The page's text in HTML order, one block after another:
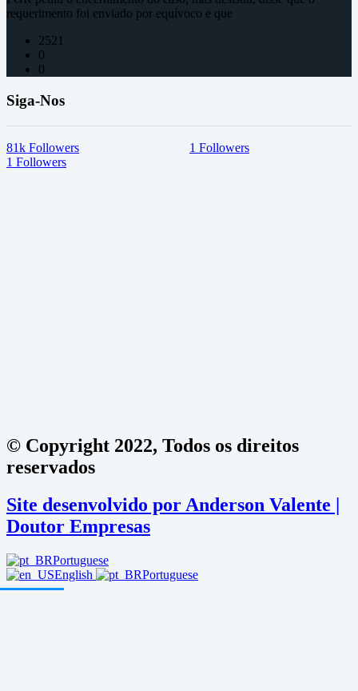
requerimento foi enviado por equívoco e que
2521
0
0
Siga-Nos
81k Followers 1 Followers
1 Followers
© Copyright 2022, Todos os direitos
reservados
Site desenvolvido por Anderson Valente |
Doutor Empresas
Portuguese
English
Portuguese